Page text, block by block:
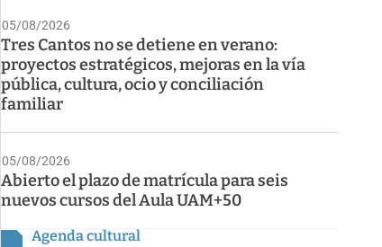
05/08/2026
Tres Cantos no se detiene en verano:
proyectos estratégicos, mejoras en la vía
pública, cultura, ocio y conciliación
familiar
05/08/2026
Abierto el plazo de matrícula para seis
nuevos cursos del Aula UAM+50
Agenda cultural